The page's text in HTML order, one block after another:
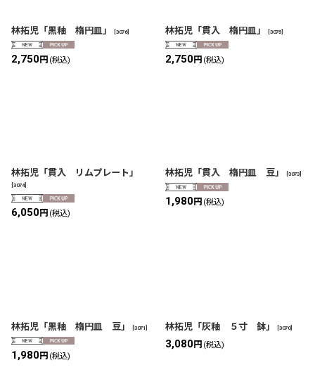
林拓児「黒釉 楕円皿」 3076]
2,750円 (税込)
林拓児「貫入 楕円皿」 3075
2,750円 (税込)
林拓児「貫入 リムプレート」
3074]
6,050円 (税込)
林拓児「貫入 楕円皿 豆」 3073
1,980円 (税込)
林拓児「黒釉 楕円皿 豆」 3071
1,980円 (税込)
林拓児「灰釉 ５寸 鉢」 3070]
3,080円 (税込)